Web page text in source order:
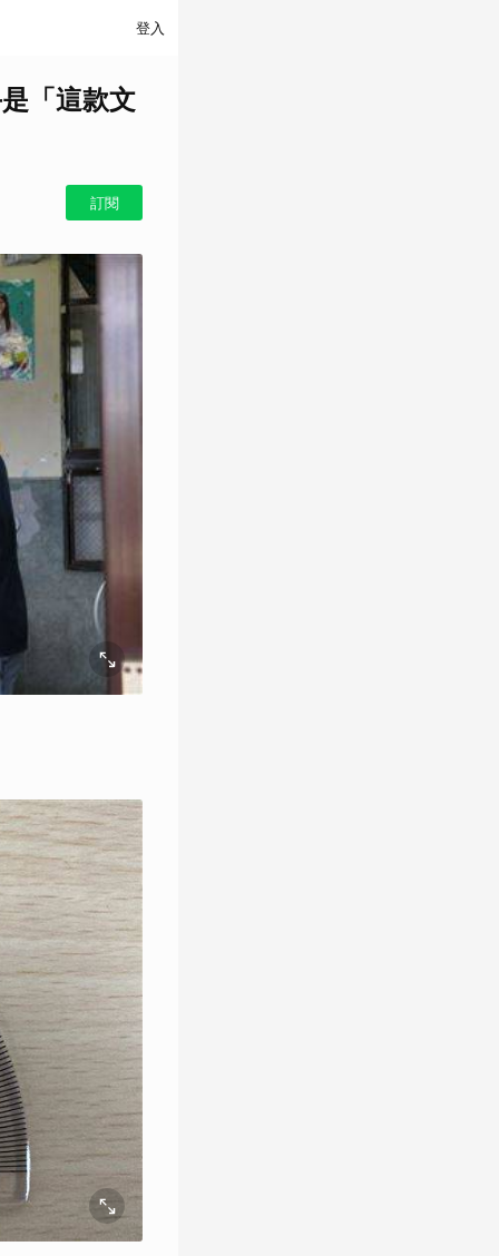
登入
「這款文
訂閱